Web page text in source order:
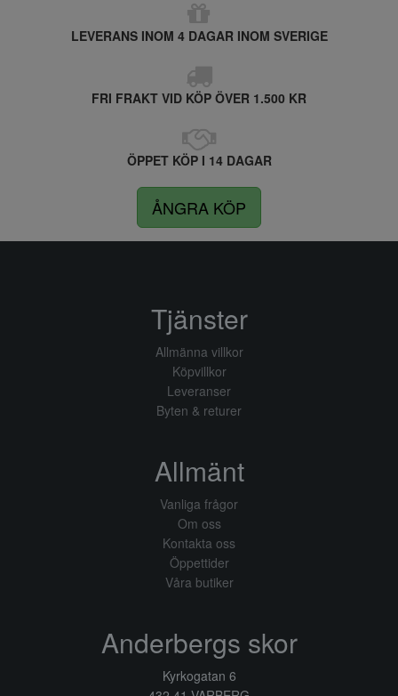
LEVERANS INOM 4 DAGAR INOM SVERIGE
FRI FRAKT VID KÖP ÖVER 1.500 KR
ÖPPET KÖP I 14 DAGAR
ÅNGRA KÖP
Tjänster
Allmänna villkor
Köpvillkor
Leveranser
Byten & returer
Allmänt
Vanliga frågor
Om oss
Kontakta oss
Öppettider
Våra butiker
Anderbergs skor
Kyrkogatan 6